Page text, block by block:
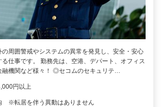
の周囲警戒やシステムの異常を発見し、安全・安心
る仕事です。 勤務先は、空港、デパート、オフィス
融機関など様々！ ◎セコムのセキュリテ…
円以上
※転居を伴う異動はありません